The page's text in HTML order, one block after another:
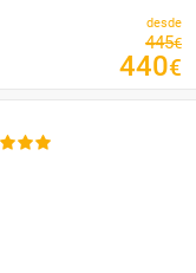
desde
445€
440€